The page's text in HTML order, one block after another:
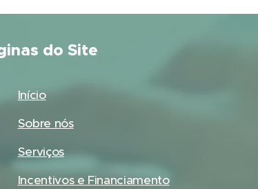
do Site
Início
Sobre nós
Serviços
Incentivos e Financiamento